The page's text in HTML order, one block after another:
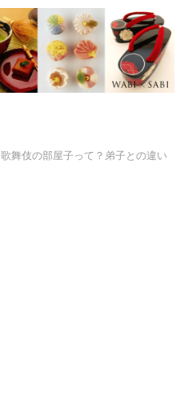
歌舞伎の部屋子って？弟子との違い